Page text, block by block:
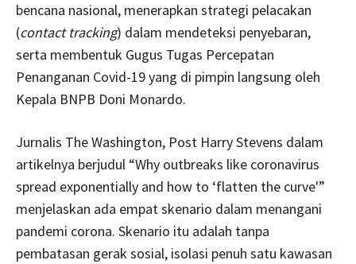
bencana nasional, menerapkan strategi pelacakan
(contact tracking) dalam mendeteksi penyebaran,
serta membentuk Gugus Tugas Percepatan
Penanganan Covid-19 yang di pimpin langsung oleh
Kepala BNPB Doni Monardo.
Jurnalis The Washington, Post Harry Stevens dalam
artikelnya berjudul “Why outbreaks like coronavirus
spread exponentially and how to ‘flatten the curve'”
menjelaskan ada empat skenario dalam menangani
pandemi corona. Skenario itu adalah tanpa
pembatasan gerak sosial, isolasi penuh satu kawasan